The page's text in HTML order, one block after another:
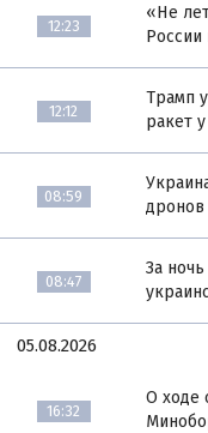
12:23
«Не
12:12
Трамп
ракет
08:59
дронов
08:47
За
05.08.2026
16:32
О ходе